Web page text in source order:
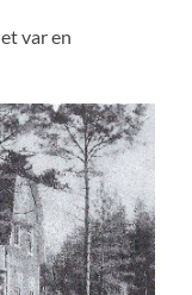
var en